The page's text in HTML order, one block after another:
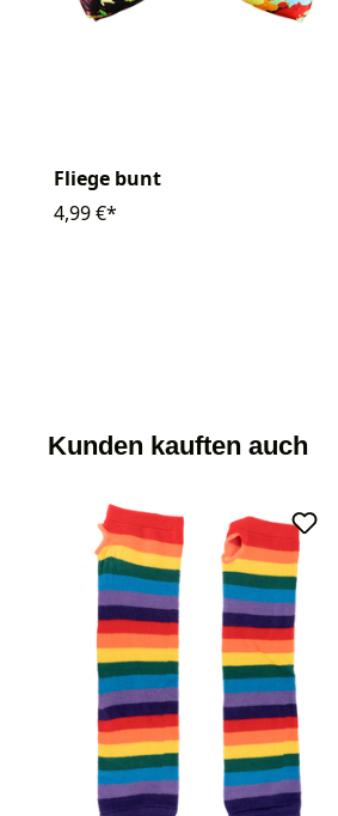
Fliege bunt
4,99 €*
Kunden kauften auch